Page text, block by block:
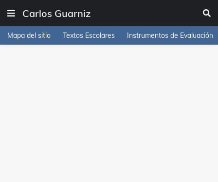
Carlos Guarniz
Mapa del sitio Textos Escolares Instrumentos de Evaluación